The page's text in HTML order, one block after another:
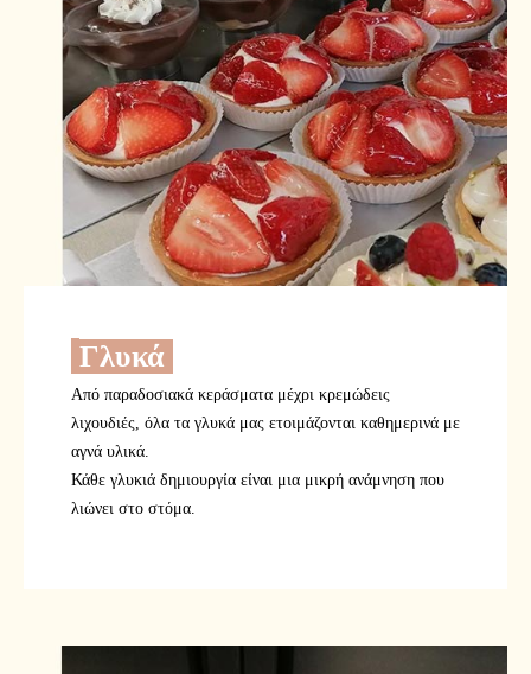
Γλυκά
Από παραδοσιακά κεράσματα μέχρι κρεμώδεις
λιχουδιές, όλα τα γλυκά μας ετοιμάζονται καθημερινά με
αγνά υλικά.
Κάθε γλυκιά δημιουργία είναι μια μικρή ανάμνηση που
λιώνει στο στόμα.